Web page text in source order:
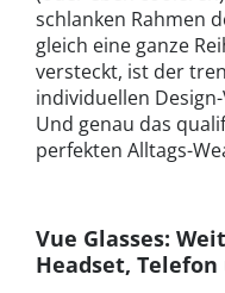
schlanken Rahmen
gleich eine ganze
versteckt, ist der
individuellen
Und genau das
perfekten Alltags-
Vue Glasses:
Headset,